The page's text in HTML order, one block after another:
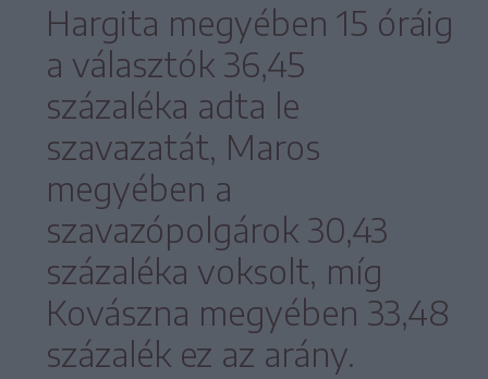
Hargita megyében 15 óráig
a választók 36,45
százaléka adta le
szavazatát, Maros
megyében a
szavazópolgárok 30,43
százaléka voksolt, míg
Kovászna megyében 33,48
százalék ez az arány.